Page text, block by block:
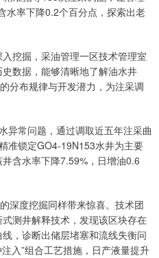
水率下降0.2个百分点，探索出老
挖掘，采油管理一区技术管理室
数据，能够清晰地了解油水井
分布规律与开发潜力，为注采调
异常问题，通过调取近五年注采曲
准锁定GO4-19N153水井为主要
含水率下降7.59%，日增油0.6
深度挖掘同样带来惊喜。技术团
测井解释技术，发现该区块存在
，诊断出储层堵塞和流线失衡问
入”组合工艺措施，日产液量提升